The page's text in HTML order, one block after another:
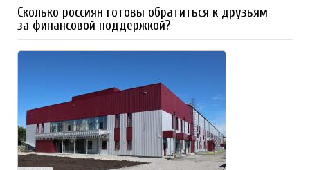
Сколько россиян готовы обратиться к друзьям
за финансовой поддержкой?